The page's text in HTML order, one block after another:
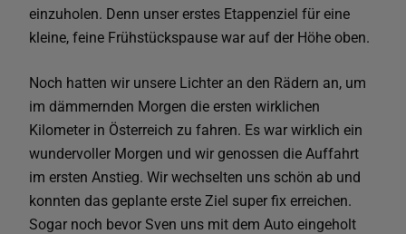
einzuholen. Denn unser erstes Etappenziel für eine
kleine, feine Frühstückspause war auf der Höhe oben.
Noch hatten wir unsere Lichter an den Rädern an, um
im dämmernden Morgen die ersten wirklichen
Kilometer in Österreich zu fahren. Es war wirklich ein
wundervoller Morgen und wir genossen die Auffahrt
im ersten Anstieg. Wir wechselten uns schön ab und
konnten das geplante erste Ziel super fix erreichen.
Sogar noch bevor Sven uns mit dem Auto eingeholt